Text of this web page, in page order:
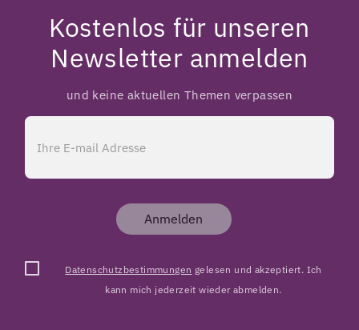
Kostenlos für unseren
Newsletter anmelden
und keine aktuellen Themen verpassen
Anmelden
Datenschutzbestimmungen gelesen und akzeptiert. Ich
kann mich jederzeit wieder abmelden.